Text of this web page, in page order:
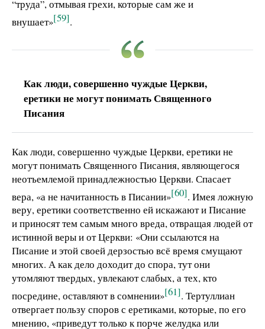
“труда”, отмывая грехи, которые сам же и
внушает»[59].
Как люди, совершенно чуждые Церкви,
еретики не могут понимать Священного
Писания
Как люди, совершенно чуждые Церкви, еретики не
могут понимать Священного Писания, являющегося
неотъемлемой принадлежностью Церкви. Спасает
вера, «а не начитанность в Писании»[60]. Имея ложную
веру, еретики соответственно ей искажают и Писание
и приносят тем самым много вреда, отвращая людей от
истинной веры и от Церкви: «Они ссылаются на
Писание и этой своей дерзостью всё время смущают
многих. А как дело доходит до спора, тут они
утомляют твердых, увлекают слабых, а тех, кто
посредине, оставляют в сомнении»[61]. Тертуллиан
отвергает пользу споров с еретиками, которые, по его
мнению, «приведут только к порче желудка или